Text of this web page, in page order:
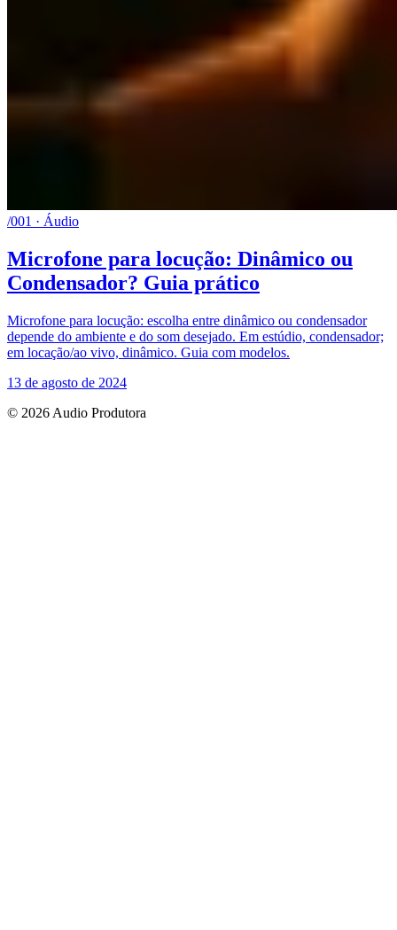
/001 · Áudio
Microfone para locução: Dinâmico ou
Condensador? Guia prático
Microfone para locução: escolha entre dinâmico ou condensador
depende do ambiente e do som desejado. Em estúdio, condensador;
em locação/ao vivo, dinâmico. Guia com modelos.
13 de agosto de 2024
© 2026 Audio Produtora